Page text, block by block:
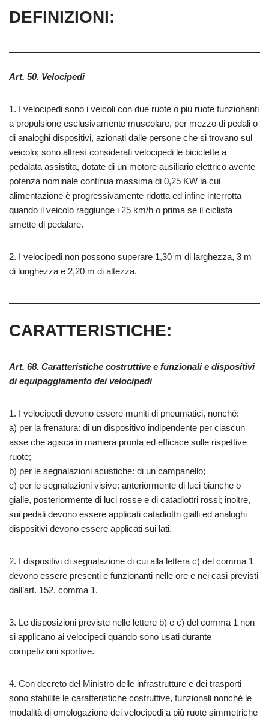
DEFINIZIONI:
Art. 50. Velocipedi
1. I velocipedi sono i veicoli con due ruote o più ruote funzionanti
a propulsione esclusivamente muscolare, per mezzo di pedali o
di analoghi dispositivi, azionati dalle persone che si trovano sul
veicolo; sono altresì considerati velocipedi le biciclette a
pedalata assistita, dotate di un motore ausiliario elettrico avente
potenza nominale continua massima di 0,25 KW la cui
alimentazione è progressivamente ridotta ed infine interrotta
quando il veicolo raggiunge i 25 km/h o prima se il ciclista
smette di pedalare.
2. I velocipedi non possono superare 1,30 m di larghezza, 3 m
di lunghezza e 2,20 m di altezza.
CARATTERISTICHE:
Art. 68. Caratteristiche costruttive e funzionali e dispositivi
di equipaggiamento dei velocipedi
1. I velocipedi devono essere muniti di pneumatici, nonché:
a) per la frenatura: di un dispositivo indipendente per ciascun
asse che agisca in maniera pronta ed efficace sulle rispettive
ruote;
b) per le segnalazioni acustiche: di un campanello;
c) per le segnalazioni visive: anteriormente di luci bianche o
gialle, posteriormente di luci rosse e di catadiottri rossi; inoltre,
sui pedali devono essere applicati catadiottri gialli ed analoghi
dispositivi devono essere applicati sui lati.
2. I dispositivi di segnalazione di cui alla lettera c) del comma 1
devono essere presenti e funzionanti nelle ore e nei casi previsti
dall’art. 152, comma 1.
3. Le disposizioni previste nelle lettere b) e c) del comma 1 non
si applicano ai velocipedi quando sono usati durante
competizioni sportive.
4. Con decreto del Ministro delle infrastrutture e dei trasporti
sono stabilite le caratteristiche costruttive, funzionali nonché le
modalità di omologazione dei velocipedi a più ruote simmetriche